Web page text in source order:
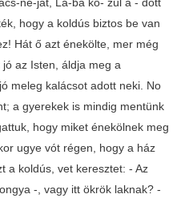
hogy a koldús biztos be van
Hát ő azt énekölte, mer még
az Isten, áldja meg a
meleg kalácsot adott neki. No
a gyerekek is mindig mentünk
hogy miket énekölnek meg
ugye vót régen, hogy a ház
a koldús, vet keresztet: - Az
-, vagy itt ökrök laknak? -